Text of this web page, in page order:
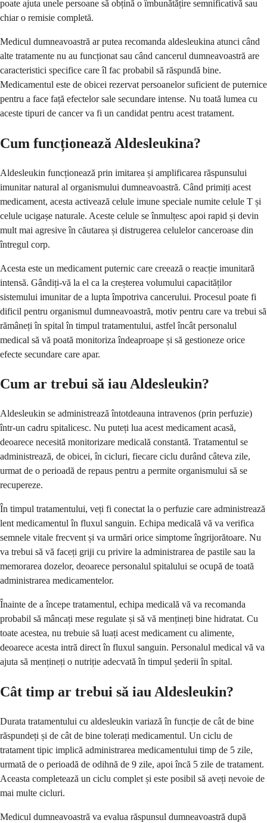
poate ajuta unele persoane să obțină o îmbunătățire semnificativă sau
chiar o remisie completă.
Medicul dumneavoastră ar putea recomanda aldesleukina atunci când
alte tratamente nu au funcționat sau când cancerul dumneavoastră are
caracteristici specifice care îl fac probabil să răspundă bine.
Medicamentul este de obicei rezervat persoanelor suficient de puternice
pentru a face față efectelor sale secundare intense. Nu toată lumea cu
aceste tipuri de cancer va fi un candidat pentru acest tratament.
Cum funcționează Aldesleukina?
Aldesleukin funcționează prin imitarea și amplificarea răspunsului
imunitar natural al organismului dumneavoastră. Când primiți acest
medicament, acesta activează celule imune speciale numite celule T și
celule ucigașe naturale. Aceste celule se înmulțesc apoi rapid și devin
mult mai agresive în căutarea și distrugerea celulelor canceroase din
întregul corp.
Acesta este un medicament puternic care creează o reacție imunitară
intensă. Gândiți-vă la el ca la creșterea volumului capacităților
sistemului imunitar de a lupta împotriva cancerului. Procesul poate fi
dificil pentru organismul dumneavoastră, motiv pentru care va trebui să
rămâneți în spital în timpul tratamentului, astfel încât personalul
medical să vă poată monitoriza îndeaproape și să gestioneze orice
efecte secundare care apar.
Cum ar trebui să iau Aldesleukin?
Aldesleukin se administrează întotdeauna intravenos (prin perfuzie)
într-un cadru spitalicesc. Nu puteți lua acest medicament acasă,
deoarece necesită monitorizare medicală constantă. Tratamentul se
administrează, de obicei, în cicluri, fiecare ciclu durând câteva zile,
urmat de o perioadă de repaus pentru a permite organismului să se
recupereze.
În timpul tratamentului, veți fi conectat la o perfuzie care administrează
lent medicamentul în fluxul sanguin. Echipa medicală vă va verifica
semnele vitale frecvent și va urmări orice simptome îngrijorătoare. Nu
va trebui să vă faceți griji cu privire la administrarea de pastile sau la
memorarea dozelor, deoarece personalul spitalului se ocupă de toată
administrarea medicamentelor.
Înainte de a începe tratamentul, echipa medicală vă va recomanda
probabil să mâncați mese regulate și să vă mențineți bine hidratat. Cu
toate acestea, nu trebuie să luați acest medicament cu alimente,
deoarece acesta intră direct în fluxul sanguin. Personalul medical vă va
ajuta să mențineți o nutriție adecvată în timpul șederii în spital.
Cât timp ar trebui să iau Aldesleukin?
Durata tratamentului cu aldesleukin variază în funcție de cât de bine
răspundeți și de cât de bine tolerați medicamentul. Un ciclu de
tratament tipic implică administrarea medicamentului timp de 5 zile,
urmată de o perioadă de odihnă de 9 zile, apoi încă 5 zile de tratament.
Aceasta completează un ciclu complet și este posibil să aveți nevoie de
mai multe cicluri.
Medicul dumneavoastră va evalua răspunsul dumneavoastră după